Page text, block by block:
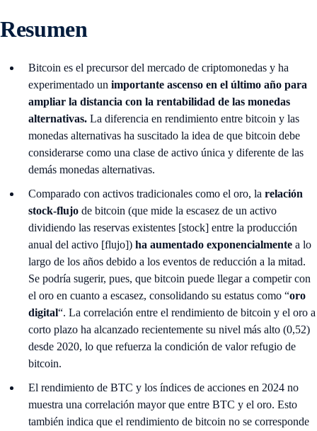
Resumen
Bitcoin es el precursor del mercado de criptomonedas y ha
experimentado un importante ascenso en el último año para
ampliar la distancia con la rentabilidad de las monedas
alternativas. La diferencia en rendimiento entre bitcoin y las
monedas alternativas ha suscitado la idea de que bitcoin debe
considerarse como una clase de activo única y diferente de las
demás monedas alternativas.
Comparado con activos tradicionales como el oro, la relación
stock-flujo de bitcoin (que mide la escasez de un activo
dividiendo las reservas existentes [stock] entre la producción
anual del activo [flujo]) ha aumentado exponencialmente a lo
largo de los años debido a los eventos de reducción a la mitad.
Se podría sugerir, pues, que bitcoin puede llegar a competir con
el oro en cuanto a escasez, consolidando su estatus como “oro
digital“. La correlación entre el rendimiento de bitcoin y el oro a
corto plazo ha alcanzado recientemente su nivel más alto (0,52)
desde 2020, lo que refuerza la condición de valor refugio de
bitcoin.
El rendimiento de BTC y los índices de acciones en 2024 no
muestra una correlación mayor que entre BTC y el oro. Esto
también indica que el rendimiento de bitcoin no se corresponde